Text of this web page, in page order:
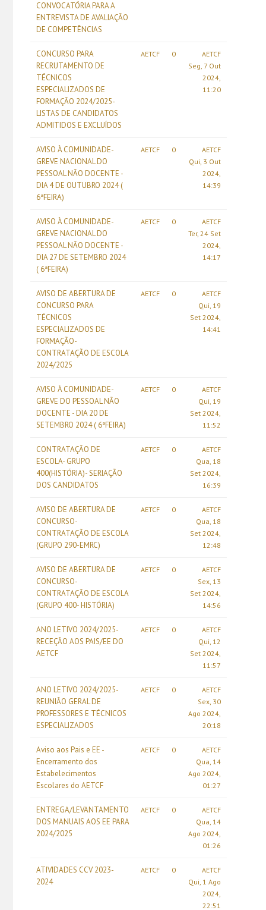
CONVOCATÓRIA PARA A
ENTREVISTA DE AVALIAÇÃO
DE COMPETÊNCIAS
CONCURSO PARA
RECRUTAMENTO DE
TÉCNICOS
ESPECIALIZADOS DE
FORMAÇÃO 2024/2025-
LISTAS DE CANDIDATOS
ADMITIDOS E EXCLUÍDOS
AETCF 0
AETCF
Seg, 7 Out
2024,
11:20
AVISO À COMUNIDADE-
GREVE NACIONAL DO
PESSOAL NÃO DOCENTE -
DIA 4 DE OUTUBRO 2024 (
6ªFEIRA)
AETCF 0
AETCF
Qui, 3 Out
2024,
14:39
AVISO À COMUNIDADE-
GREVE NACIONAL DO
PESSOAL NÃO DOCENTE -
DIA 27 DE SETEMBRO 2024
( 6ªFEIRA)
AETCF 0
AETCF
Ter, 24 Set
2024,
14:17
AVISO DE ABERTURA DE
CONCURSO PARA
TÉCNICOS
ESPECIALIZADOS DE
FORMAÇÃO-
CONTRATAÇÃO DE ESCOLA
2024/2025
AETCF 0
AETCF
Qui, 19
Set 2024,
14:41
AVISO À COMUNIDADE-
GREVE DO PESSOAL NÃO
DOCENTE - DIA 20 DE
SETEMBRO 2024 ( 6ªFEIRA)
AETCF 0
AETCF
Qui, 19
Set 2024,
11:52
CONTRATAÇÃO DE
ESCOLA- GRUPO
400(HISTÓRIA)- SERIAÇÃO
DOS CANDIDATOS
AETCF 0
AETCF
Qua, 18
Set 2024,
16:39
AVISO DE ABERTURA DE
CONCURSO-
CONTRATAÇÃO DE ESCOLA
(GRUPO 290-EMRC)
AETCF 0
AETCF
Qua, 18
Set 2024,
12:48
AVISO DE ABERTURA DE
CONCURSO-
CONTRATAÇÃO DE ESCOLA
(GRUPO 400- HISTÓRIA)
AETCF 0
AETCF
Sex, 13
Set 2024,
14:56
ANO LETIVO 2024/2025-
RECEÇÃO AOS PAIS/EE DO
AETCF
AETCF 0
AETCF
Qui, 12
Set 2024,
11:57
ANO LETIVO 2024/2025-
REUNIÃO GERAL DE
PROFESSORES E TÉCNICOS
ESPECIALIZADOS
AETCF 0
AETCF
Sex, 30
Ago 2024,
20:18
Aviso aos Pais e EE -
Encerramento dos
Estabelecimentos
Escolares do AETCF
AETCF 0
AETCF
Qua, 14
Ago 2024,
01:27
ENTREGA/LEVANTAMENTO
DOS MANUAIS AOS EE PARA
2024/2025
AETCF 0
AETCF
Qua, 14
Ago 2024,
01:26
ATIVIDADES CCV 2023-
2024
AETCF 0
AETCF
Qui, 1 Ago
2024,
22:51